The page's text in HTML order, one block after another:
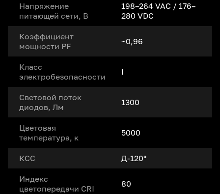
Напряжение
питающей сети, В
198–264 VAC / 176–
280 VDC
Коэффициент
мощности PF
~0,96
Класс
электробезопасности
I
Световой поток
диодов, Лм
1300
Цветовая
температура, к
5000
КСС Д-120°
Индекс
цветопередачи CRI
80